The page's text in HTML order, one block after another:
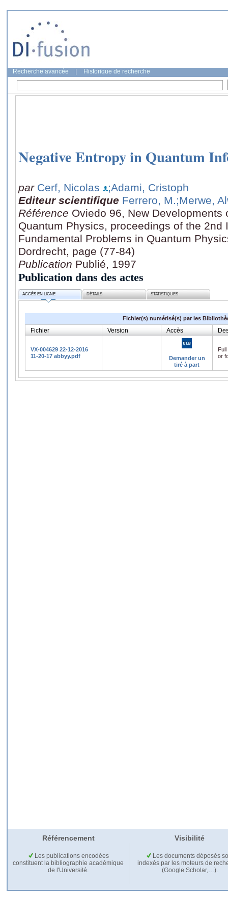
Recherche avancée Historique de recherche
Negative Entropy in Quantum
par Cerf, Nicolas
;Adami, Cristoph
Editeur scientifique Ferrero, M.;Merwe,
Référence Oviedo 96, New
Quantum Physics, proceedings of the
Fundamental Problems in Quantum
Dordrecht, page (77-84)
Publication Publié, 1997
Publication dans des actes
ACCÈS EN LIGNE DÉTAILS STATISTIQUES
Fichier(s) numérisé(s) par les
Fichier Version Accès
VX-004629 22-12-2016
11-20-17 abbyy.pdf
Demander un
tiré à part
or
Référencement Visibilité
Les publications encodées
constituent la bibliographie académique
de l'Université.
Les documents déposés
indexés par les moteurs de
(Google Scholar,…).